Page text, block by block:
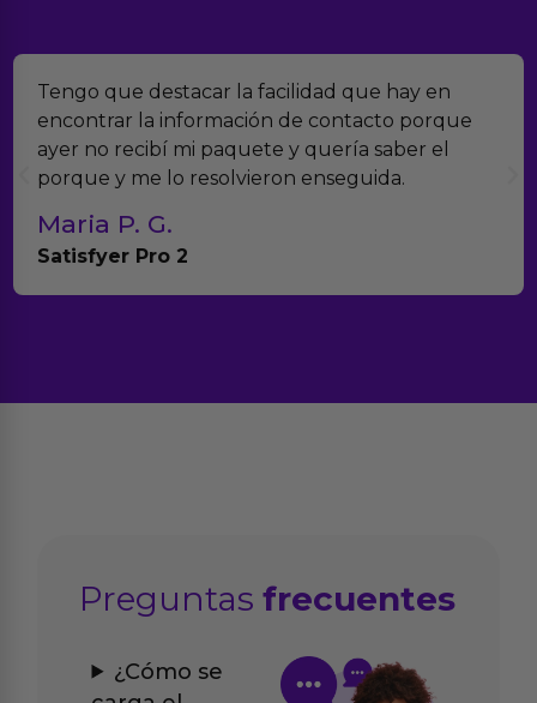
Tengo que destacar la facilidad que hay en
encontrar la información de contacto porque
ayer no recibí mi paquete y quería saber el
porque y me lo resolvieron enseguida.
Maria P. G.
Satisfyer Pro 2
Preguntasfrecuentes
¿Cómo se